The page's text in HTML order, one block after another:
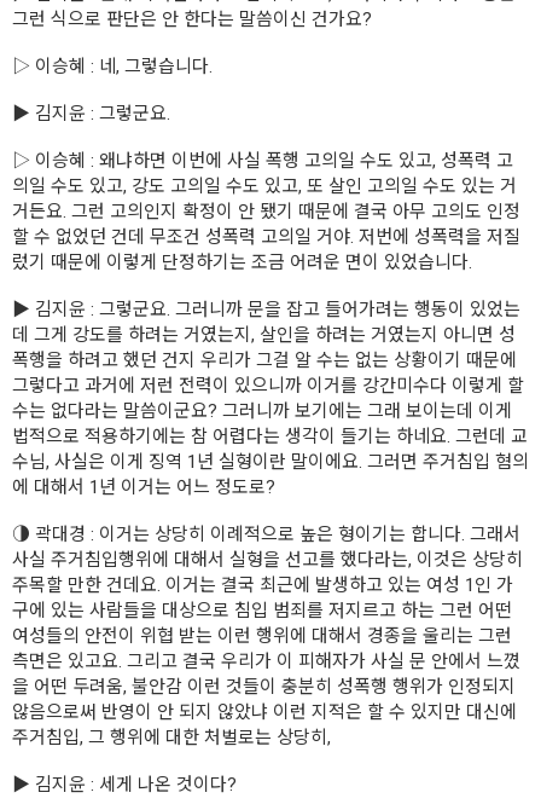
그런 식으로 판단은 안 한다는 말씀이신 건가요?
▷ 이승혜 : 네, 그렇습니다.
▶ 김지윤 : 그렇군요.
▷ 이승혜 : 왜냐하면 이번에 사실 폭행 고의일 수도 있고, 성폭력 고
의일 수도 있고, 강도 고의일 수도 있고, 또 살인 고의일 수도 있는 거
거든요. 그런 고의인지 확정이 안 됐기 때문에 결국 아무 고의도 인정
할 수 없었던 건데 무조건 성폭력 고의일 거야. 저번에 성폭력을 저질
렀기 때문에 이렇게 단정하기는 조금 어려운 면이 있었습니다.
▶ 김지윤 : 그렇군요. 그러니까 문을 잡고 들어가려는 행동이 있었는
데 그게 강도를 하려는 거였는지, 살인을 하려는 거였는지 아니면 성
폭행을 하려고 했던 건지 우리가 그걸 알 수는 없는 상황이기 때문에
그렇다고 과거에 저런 전력이 있으니까 이거를 강간미수다 이렇게 할
수는 없다라는 말씀이군요? 그러니까 보기에는 그래 보이는데 이게
법적으로 적용하기에는 참 어렵다는 생각이 들기는 하네요. 그런데 교
수님, 사실은 이게 징역 1년 실형이란 말이에요. 그러면 주거침입 혐의
에 대해서 1년 이거는 어느 정도로?
◑ 곽대경 : 이거는 상당히 이례적으로 높은 형이기는 합니다. 그래서
사실 주거침입행위에 대해서 실형을 선고를 했다라는, 이것은 상당히
주목할 만한 건데요. 이거는 결국 최근에 발생하고 있는 여성 1인 가
구에 있는 사람들을 대상으로 침입 범죄를 저지르고 하는 그런 어떤
여성들의 안전이 위협 받는 이런 행위에 대해서 경종을 울리는 그런
측면은 있고요. 그리고 결국 우리가 이 피해자가 사실 문 안에서 느꼈
을 어떤 두려움, 불안감 이런 것들이 충분히 성폭행 행위가 인정되지
않음으로써 반영이 안 되지 않았냐 이런 지적은 할 수 있지만 대신에
주거침입, 그 행위에 대한 처벌로는 상당히,
▶ 김지윤 : 세게 나온 것이다?